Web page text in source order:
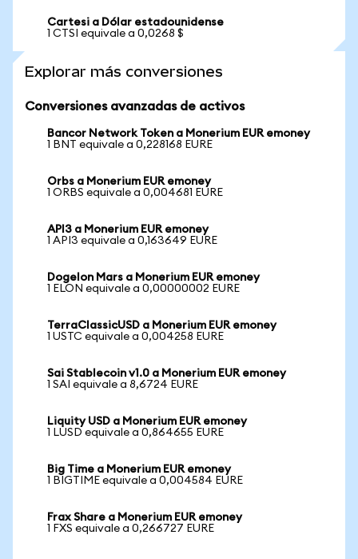
Cartesi a Dólar estadounidense
1 CTSI equivale a 0,0268 $
Explorar más conversiones
Conversiones avanzadas de activos
Bancor Network Token a Monerium EUR emoney
1 BNT equivale a 0,228168 EURE
Orbs a Monerium EUR emoney
1 ORBS equivale a 0,004681 EURE
API3 a Monerium EUR emoney
1 API3 equivale a 0,163649 EURE
Dogelon Mars a Monerium EUR emoney
1 ELON equivale a 0,00000002 EURE
TerraClassicUSD a Monerium EUR emoney
1 USTC equivale a 0,004258 EURE
Sai Stablecoin v1.0 a Monerium EUR emoney
1 SAI equivale a 8,6724 EURE
Liquity USD a Monerium EUR emoney
1 LUSD equivale a 0,864655 EURE
Big Time a Monerium EUR emoney
1 BIGTIME equivale a 0,004584 EURE
Frax Share a Monerium EUR emoney
1 FXS equivale a 0,266727 EURE